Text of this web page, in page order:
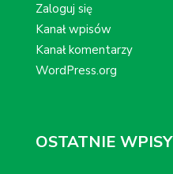
Zaloguj się
Kanał wpisów
Kanał komentarzy
WordPress.org
OSTATNIE WPISY